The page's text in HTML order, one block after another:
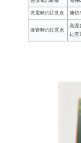
充電時の注意点 適切
保管時の注意点
高温
に充